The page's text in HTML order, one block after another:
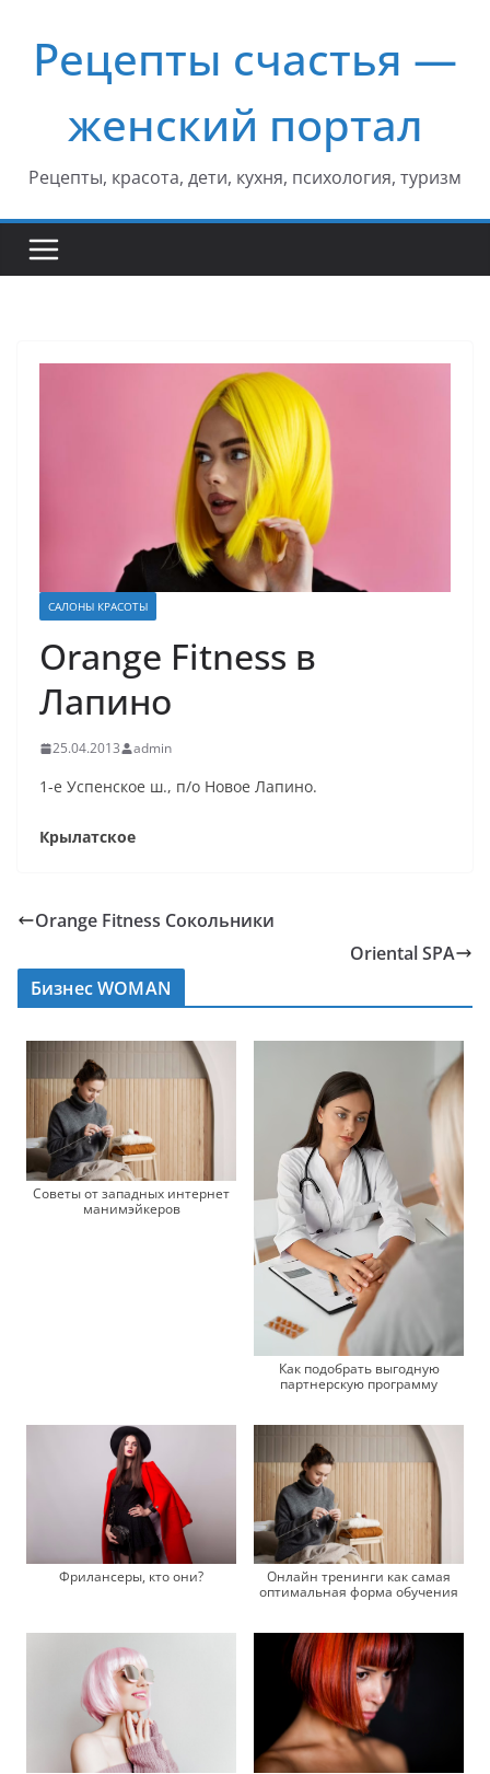
содержимому
Рецепты счастья —
женский портал
Рецепты, красота, дети, кухня, психология, туризм
САЛОНЫ КРАСОТЫ
Orange Fitness в
Лапино
25.04.2013 admin
1-е Успенское ш., п/о Новое Лапино.
Крылатское
Orange Fitness Сокольники
Oriental SPA
Бизнес WOMAN
Советы от западных интернет
манимэйкеров
Как подобрать выгодную
партнерскую программу
Фрилансеры, кто они?
Онлайн тренинги как самая
оптимальная форма обучения